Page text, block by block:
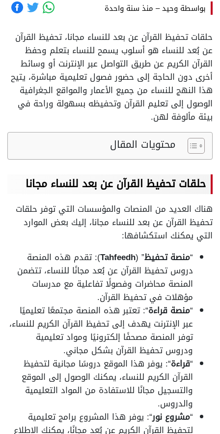
بواسطة وحيد– منذ سنة واحدة
حلقات تحفيظ القرآن عن بعد للنساء مجانا، تحفيظ القرآن
عن بُعد للنساء هو أسلوب يسمح للنساء بتعلم وحفظ
القرآن الكريم عن طريق التواصل عبر الإنترنت أو وسائط
أخرى دون الحاجة إلى حضور فصول تعليمية مباشرة، يتيح
هذا النهج للنساء من جميع الأعمار والمواقع الجغرافية
الوصول إلى تعليم القرآن وتحفيظه بسهولة وراحة في
بيئة مألوفة لهن.
محتويات المقال
حلقات تحفيظ القرآن عن بعد للنساء مجانا
هناك العديد من المنصات والمؤسسات التي توفر حلقات
تحفيظ القرآن عن بعد للنساء مجانا، إليك بعض الموارد
التي يمكنك استكشافها:
“منصة تحفيظ” (
Tahfeedh): تقدم هذه المنصة
دروس تحفيظ القرآن عن بُعد مجانًا للنساء، تتضمن
المنصة محاضرات وفصولًا تفاعلية مع مدرسات
مؤهلات في تحفيظ القرآن.
“منصة قراءة“: تعتبر هذه المنصة مجتمعًا تعليميًا
عبر الإنترنت يهدف إلى تحفيظ القرآن الكريم للنساء،
توفر المنصة مصحفًا إلكترونيًا ومواد تعليمية
ودروس تحفيظ القرآن بشكل مجاني.
“قراءة“: يوفر هذا الموقع دروسًا مجانية لتحفيظ
القرآن الكريم للنساء، يمكنك الوصول إلى الموقع
والتسجيل مجانًا للاستفادة من المواد التعليمية
والدروس.
“مشروع نور“: يوفر هذا المشروع برامج تعليمية
لتحفيظ القرآن الكريم عن بُعد مجانًا، يمكنك الاطلاع